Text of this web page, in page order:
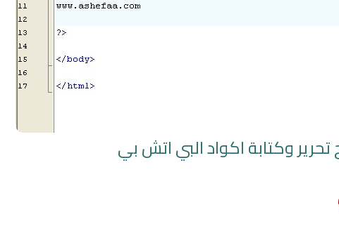
وكتابة اكواد البي اتش بي
القرآن الكريم
سعود